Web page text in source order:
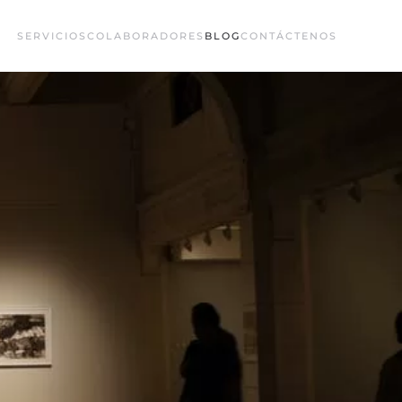
SERVICIOS COLABORADORES BLOGCONTÁCTENOS